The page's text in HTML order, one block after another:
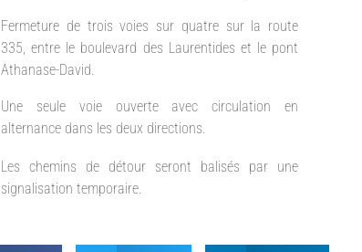
Fermeture de trois voies sur quatre sur la route
335, entre le boulevard des Laurentides et le pont
Athanase-David.
Une seule voie ouverte avec circulation en
alternance dans les deux directions.
Les chemins de détour seront balisés par une
signalisation temporaire.